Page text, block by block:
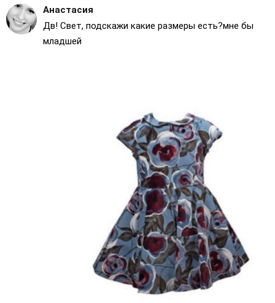
Анастасия
Дв! Свет, подскажи какие размеры есть?мне бы
младшей